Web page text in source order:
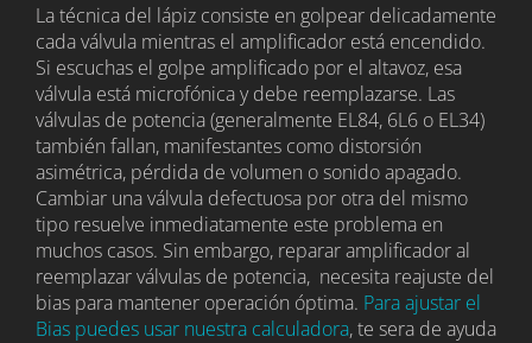
La técnica del lápiz consiste en golpear delicadamente
cada válvula mientras el amplificador está encendido.
Si escuchas el golpe amplificado por el altavoz, esa
válvula está microfónica y debe reemplazarse. Las
válvulas de potencia (generalmente EL84, 6L6 o EL34)
también fallan, manifestantes como distorsión
asimétrica, pérdida de volumen o sonido apagado.
Cambiar una válvula defectuosa por otra del mismo
tipo resuelve inmediatamente este problema en
muchos casos. Sin embargo, reparar amplificador al
reemplazar válvulas de potencia, necesita reajuste del
bias para mantener operación óptima. Para ajustar el
Bias puedes usar nuestra calculadora, te sera de ayuda